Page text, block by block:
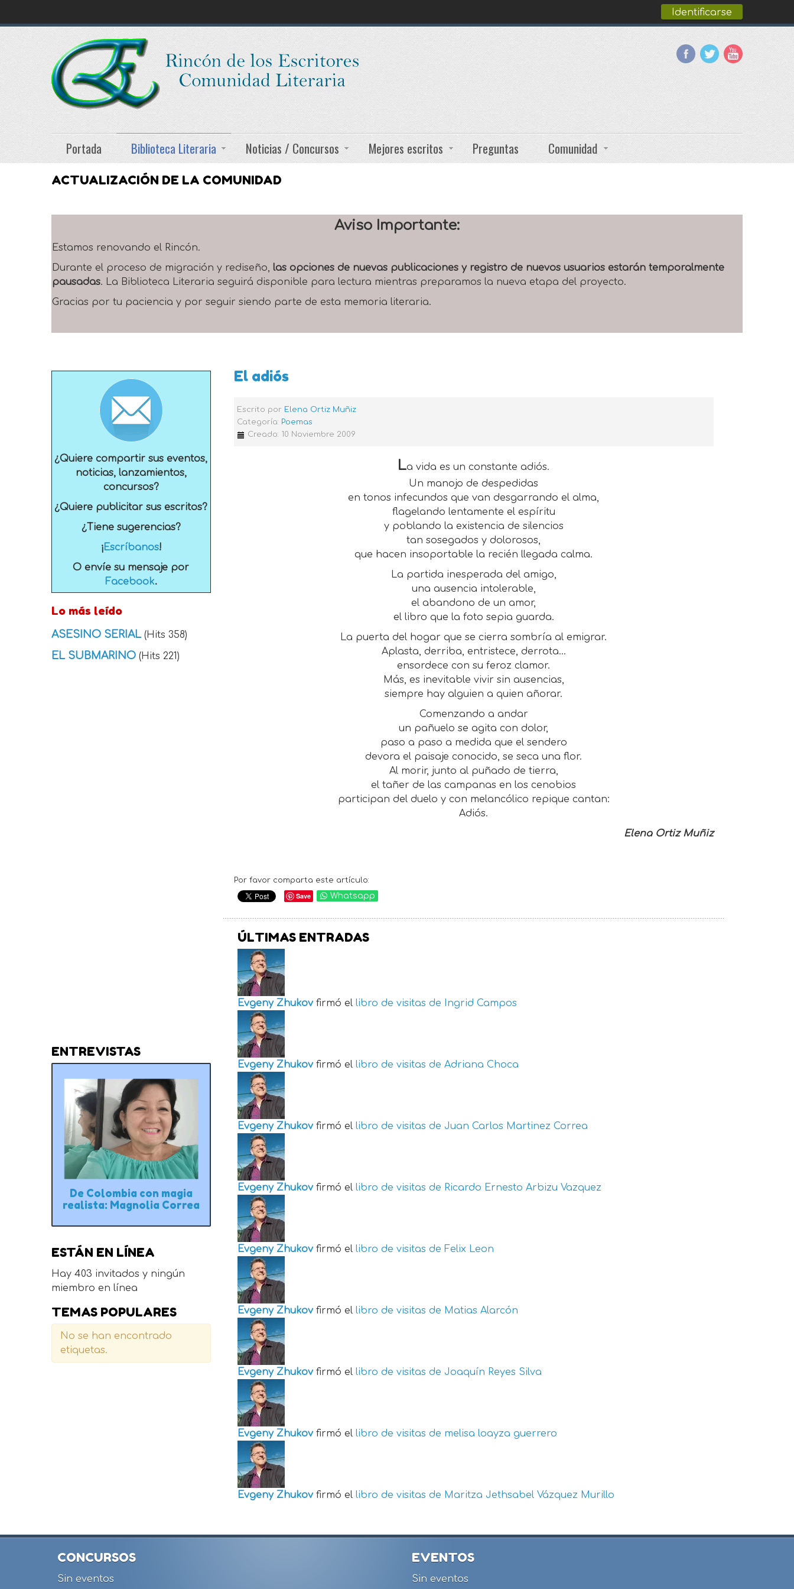
Identificarse
Portada Biblioteca Literaria Noticias / Concursos Mejores escritos Preguntas Comunidad
ACTUALIZACIÓN DE LA COMUNIDAD
Aviso Importante:
Estamos renovando el Rincón.
Durante el proceso de migración y rediseño, las opciones de nuevas publicaciones y registro de nuevos usuarios estarán temporalmente
pausadas. La Biblioteca Literaria seguirá disponible para lectura mientras preparamos la nueva etapa del proyecto.
Gracias por tu paciencia y por seguir siendo parte de esta memoria literaria.
El adiós
Escrito por Elena Ortiz Muñiz
Categoría: Poemas
Creado: 10 Noviembre 2009
La vida es un constante adiós.
Un manojo de despedidas
en tonos infecundos que van desgarrando el alma,
flagelando lentamente el espíritu
y poblando la existencia de silencios
tan sosegados y dolorosos,
que hacen insoportable la recién llegada calma.
La partida inesperada del amigo,
una ausencia intolerable,
el abandono de un amor,
el libro que la foto sepia guarda.
La puerta del hogar que se cierra sombría al emigrar.
Aplasta, derriba, entristece, derrota...
ensordece con su feroz clamor.
Más, es inevitable vivir sin ausencias,
siempre hay alguien a quien añorar.
Comenzando a andar
un pañuelo se agita con dolor,
paso a paso a medida que el sendero
devora el paisaje conocido, se seca una flor.
Al morir, junto al puñado de tierra,
el tañer de las campanas en los cenobios
participan del duelo y con melancólico repique cantan:
Adiós.
Elena Ortiz Muñiz
Por favor comparta este artículo:
Save Whatsapp
ÚLTIMAS ENTRADAS
Evgeny Zhukov firmó el libro de visitas de Ingrid Campos
Evgeny Zhukov firmó el libro de visitas de Adriana Choca
Evgeny Zhukov firmó el libro de visitas de Juan Carlos Martinez Correa
Evgeny Zhukov firmó el libro de visitas de Ricardo Ernesto Arbizu Vazquez
Evgeny Zhukov firmó el libro de visitas de Felix Leon
Evgeny Zhukov firmó el libro de visitas de Matias Alarcón
Evgeny Zhukov firmó el libro de visitas de Joaquín Reyes Silva
Evgeny Zhukov firmó el libro de visitas de melisa loayza guerrero
Evgeny Zhukov firmó el libro de visitas de Maritza Jethsabel Vázquez Murillo
¿Quiere compartir sus eventos,
noticias, lanzamientos,
concursos?
¿Quiere publicitar sus escritos?
¿Tiene sugerencias?
¡Escríbanos!
O envíe su mensaje por
Facebook.
Lo más leído
ASESINO SERIAL (Hits 358)
EL SUBMARINO (Hits 221)
ENTREVISTAS
De Colombia con magia
realista: Magnolia Correa
ESTÁN EN LÍNEA
Hay 403 invitados y ningún
miembro en línea
TEMAS POPULARES
No se han encontrado
etiquetas.
CONCURSOS
Sin eventos
EVENTOS
Sin eventos